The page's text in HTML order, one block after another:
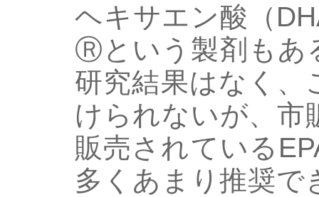
ヘキサエン酸（
Ⓡという製剤もあ
研究結果はなく、
けられないが、市
販売されている
多くあまり推奨で